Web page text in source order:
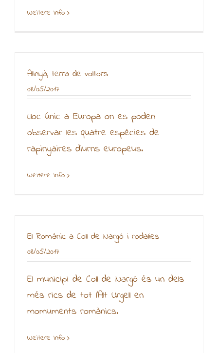
Weitere Info
Alinyà, terra de voltors
08/05/2017
Lloc únic a Europa on es poden
observar les quatre espècies de
rapinyaires diurns europeus.
Weitere Info
El Romànic a Coll de Nargó i rodalies
08/05/2017
El municipi de Coll de Nargó és un dels
més rics de tot l'Alt Urgell en
momuments romànics.
Weitere Info